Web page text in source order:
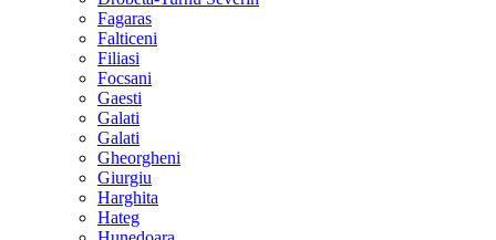
Fagaras
Falticeni
Filiasi
Focsani
Gaesti
Galati
Galati
Gheorgheni
Giurgiu
Harghita
Hateg